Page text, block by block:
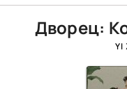
Дворец:
YI